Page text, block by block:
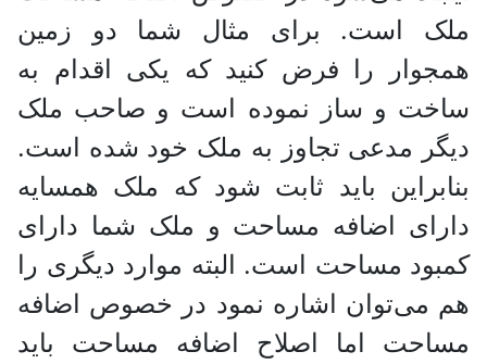
ملک است. برای مثال شما دو زمین
همجوار را فرض کنید که یکی اقدام به
ساخت و ساز نموده است و صاحب ملک
دیگر مدعی تجاوز به ملک خود شده است.
بنابراین باید ثابت شود که ملک همسایه
دارای اضافه مساحت و ملک شما دارای
کمبود مساحت است. البته موارد دیگری را
هم می‌توان اشاره نمود در خصوص اضافه
مساحت اما اصلاح اضافه مساحت باید